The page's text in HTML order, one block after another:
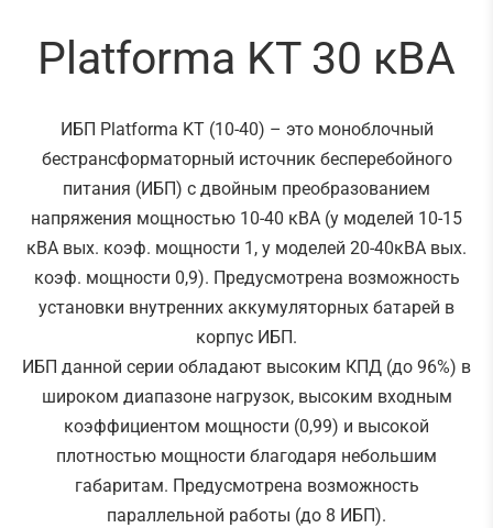
Platforma KT 30 кВА
ИБП Platforma KT (10-40) – это моноблочный
бестрансформаторный источник бесперебойного
питания (ИБП) с двойным преобразованием
напряжения мощностью 10-40 кВА (у моделей 10-15
кВА вых. коэф. мощности 1, у моделей 20-40кВА вых.
коэф. мощности 0,9). Предусмотрена возможность
установки внутренних аккумуляторных батарей в
корпус ИБП.
ИБП данной серии обладают высоким КПД (до 96%) в
широком диапазоне нагрузок, высоким входным
коэффициентом мощности (0,99) и высокой
плотностью мощности благодаря небольшим
габаритам. Предусмотрена возможность
параллельной работы (до 8 ИБП).